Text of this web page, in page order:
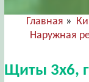
Главная »
Наружная
Щиты 3х6,